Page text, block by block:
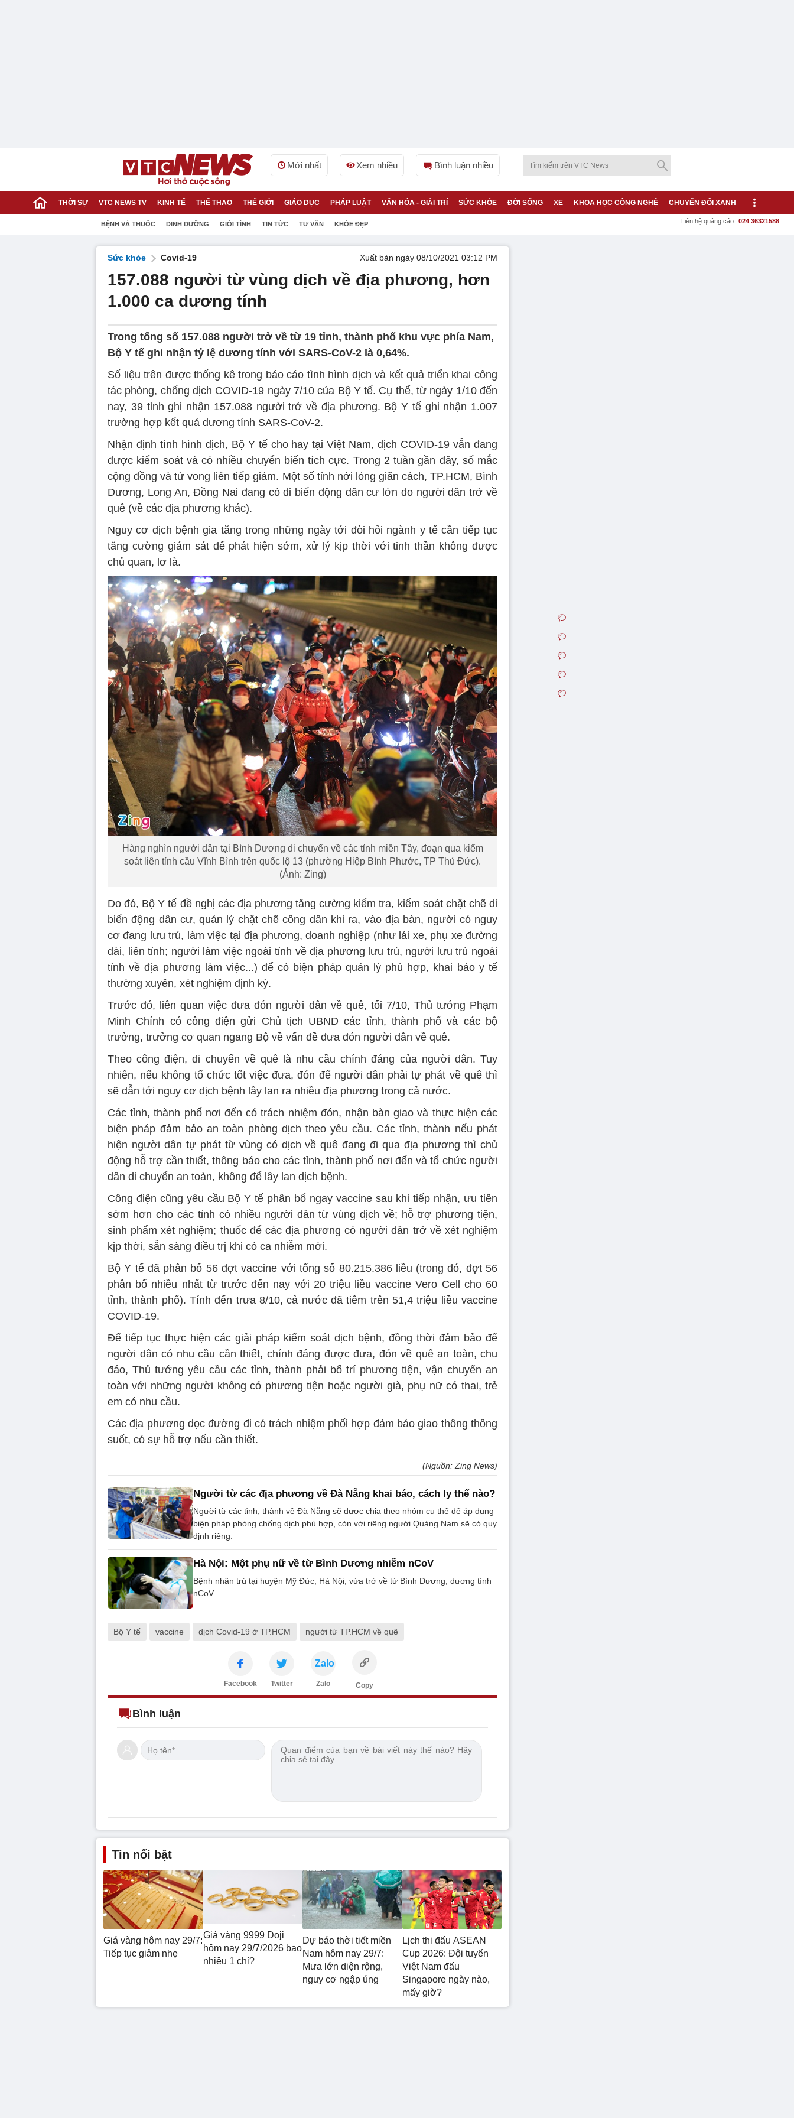
Mới nhất Xem nhiều Bình luận nhiều
THỜI SỰ VTC NEWS TV KINH TẾ THỂ THAO THẾ GIỚI GIÁO DỤC PHÁP LUẬT VĂN HÓA - GIẢI TRÍ SỨC KHỎE ĐỜI SỐNG XE KHOA HỌC CÔNG NGHỆ CHUYỂN ĐỔI XANH
BỆNH VÀ THUỐC DINH DƯỠNG GIỚI TÍNH TIN TỨC TƯ VẤN KHỎE ĐẸP Liên hệ quảng cáo: 024 36321588
Sức khỏe Covid-19 Xuất bản ngày 08/10/2021 03:12 PM
157.088 người từ vùng dịch về địa phương, hơn
1.000 ca dương tính
Trong tổng số 157.088 người trở về từ 19 tỉnh, thành phố khu vực phía Nam,
Bộ Y tế ghi nhận tỷ lệ dương tính với SARS-CoV-2 là 0,64%.
Số liệu trên được thống kê trong báo cáo tình hình dịch và kết quả triển khai công
tác phòng, chống dịch COVID-19 ngày 7/10 của Bộ Y tế. Cụ thể, từ ngày 1/10 đến
nay, 39 tỉnh ghi nhận 157.088 người trở về địa phương. Bộ Y tế ghi nhận 1.007
trường hợp kết quả dương tính SARS-CoV-2.
Nhận định tình hình dịch, Bộ Y tế cho hay tại Việt Nam, dịch COVID-19 vẫn đang
được kiểm soát và có nhiều chuyển biến tích cực. Trong 2 tuần gần đây, số mắc
cộng đồng và tử vong liên tiếp giảm. Một số tỉnh nới lỏng giãn cách, TP.HCM, Bình
Dương, Long An, Đồng Nai đang có di biến động dân cư lớn do người dân trở về
quê (về các địa phương khác).
Nguy cơ dịch bệnh gia tăng trong những ngày tới đòi hỏi ngành y tế cần tiếp tục
tăng cường giám sát để phát hiện sớm, xử lý kịp thời với tinh thần không được
chủ quan, lơ là.
Hàng nghìn người dân tại Bình Dương di chuyển về các tỉnh miền Tây, đoạn qua kiểm
soát liên tỉnh cầu Vĩnh Bình trên quốc lộ 13 (phường Hiệp Bình Phước, TP Thủ Đức).
(Ảnh: Zing)
Do đó, Bộ Y tế đề nghị các địa phương tăng cường kiểm tra, kiểm soát chặt chẽ di
biến động dân cư, quản lý chặt chẽ công dân khi ra, vào địa bàn, người có nguy
cơ đang lưu trú, làm việc tại địa phương, doanh nghiệp (như lái xe, phụ xe đường
dài, liên tỉnh; người làm việc ngoài tỉnh về địa phương lưu trú, người lưu trú ngoài
tỉnh về địa phương làm việc...) để có biện pháp quản lý phù hợp, khai báo y tế
thường xuyên, xét nghiệm định kỳ.
Trước đó, liên quan việc đưa đón người dân về quê, tối 7/10, Thủ tướng Phạm
Minh Chính có công điện gửi Chủ tịch UBND các tỉnh, thành phố và các bộ
trưởng, trưởng cơ quan ngang Bộ về vấn đề đưa đón người dân về quê.
Theo công điện, di chuyển về quê là nhu cầu chính đáng của người dân. Tuy
nhiên, nếu không tổ chức tốt việc đưa, đón để người dân phải tự phát về quê thì
sẽ dẫn tới nguy cơ dịch bệnh lây lan ra nhiều địa phương trong cả nước.
Các tỉnh, thành phố nơi đến có trách nhiệm đón, nhận bàn giao và thực hiện các
biện pháp đảm bảo an toàn phòng dịch theo yêu cầu. Các tỉnh, thành nếu phát
hiện người dân tự phát từ vùng có dịch về quê đang đi qua địa phương thì chủ
động hỗ trợ cần thiết, thông báo cho các tỉnh, thành phố nơi đến và tổ chức người
dân di chuyển an toàn, không để lây lan dịch bệnh.
Công điện cũng yêu cầu Bộ Y tế phân bổ ngay vaccine sau khi tiếp nhận, ưu tiên
sớm hơn cho các tỉnh có nhiều người dân từ vùng dịch về; hỗ trợ phương tiện,
sinh phẩm xét nghiệm; thuốc để các địa phương có người dân trở về xét nghiệm
kịp thời, sẵn sàng điều trị khi có ca nhiễm mới.
Bộ Y tế đã phân bổ 56 đợt vaccine với tổng số 80.215.386 liều (trong đó, đợt 56
phân bổ nhiều nhất từ trước đến nay với 20 triệu liều vaccine Vero Cell cho 60
tỉnh, thành phố). Tính đến trưa 8/10, cả nước đã tiêm trên 51,4 triệu liều vaccine
COVID-19.
Để tiếp tục thực hiện các giải pháp kiểm soát dịch bệnh, đồng thời đảm bảo để
người dân có nhu cầu cần thiết, chính đáng được đưa, đón về quê an toàn, chu
đáo, Thủ tướng yêu cầu các tỉnh, thành phải bố trí phương tiện, vận chuyển an
toàn với những người không có phương tiện hoặc người già, phụ nữ có thai, trẻ
em có nhu cầu.
Các địa phương dọc đường đi có trách nhiệm phối hợp đảm bảo giao thông thông
suốt, có sự hỗ trợ nếu cần thiết.
(Nguồn: Zing News)
Người từ các địa phương về Đà Nẵng khai báo, cách ly thế nào?
Người từ các tỉnh, thành về Đà Nẵng sẽ được chia theo nhóm cụ thể để áp dụng
biện pháp phòng chống dịch phù hợp, còn với riêng người Quảng Nam sẽ có quy
định riêng.
Hà Nội: Một phụ nữ về từ Bình Dương nhiễm nCoV
Bệnh nhân trú tại huyện Mỹ Đức, Hà Nội, vừa trở về từ Bình Dương, dương tính
nCoV.
Bộ Y tế vaccine dịch Covid-19 ở TP.HCM người từ TP.HCM về quê
Facebook Twitter
Zalo
Zalo Copy
Bình luận
Tin nổi bật
Giá vàng hôm nay 29/7:
Tiếp tục giảm nhẹ
Giá vàng 9999 Doji
hôm nay 29/7/2026 bao
nhiêu 1 chỉ?
Dự báo thời tiết miền
Nam hôm nay 29/7:
Mưa lớn diện rộng,
nguy cơ ngập úng
Lịch thi đấu ASEAN
Cup 2026: Đội tuyển
Việt Nam đấu
Singapore ngày nào,
mấy giờ?